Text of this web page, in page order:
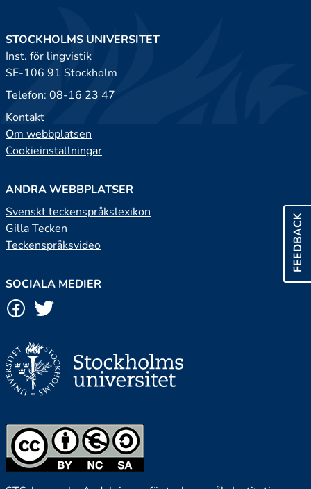
FEEDBACK
STOCKHOLMS UNIVERSITET
Inst. för lingvistik
SE-106 91 Stockholm
Telefon: 08-16 23 47
Kontakt
Om webbplatsen
Cookieinställningar
ANDRA WEBBPLATSER
Svenskt teckenspråkslexikon
Gilla Tecken
Teckenspråksvideo
SOCIALA MEDIER